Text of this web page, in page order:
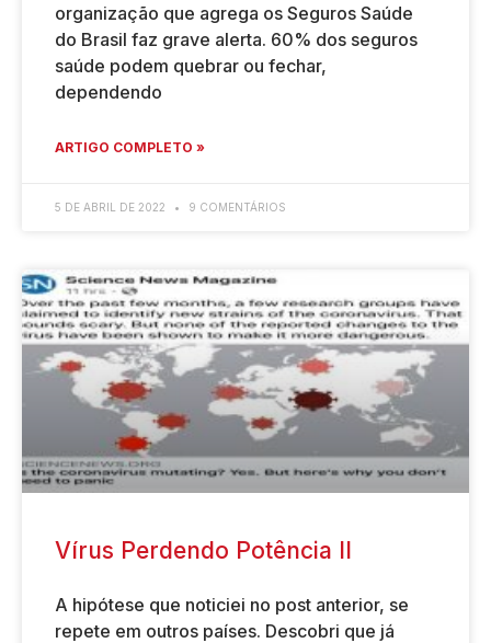
organização que agrega os Seguros Saúde
do Brasil faz grave alerta. 60% dos seguros
saúde podem quebrar ou fechar,
dependendo
ARTIGO COMPLETO »
5 DE ABRIL DE 2022 9 COMENTÁRIOS
Vírus Perdendo Potência II
A hipótese que noticiei no post anterior, se
repete em outros países. Descobri que já